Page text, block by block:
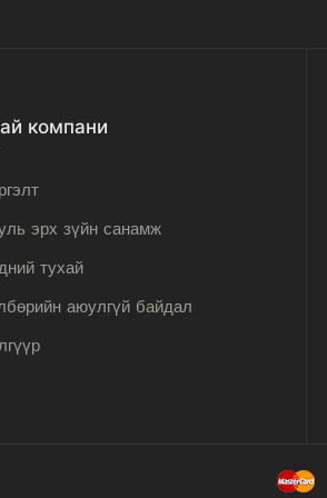
компани
эрх зүйн санамж
тухай
аюулгүй байдал